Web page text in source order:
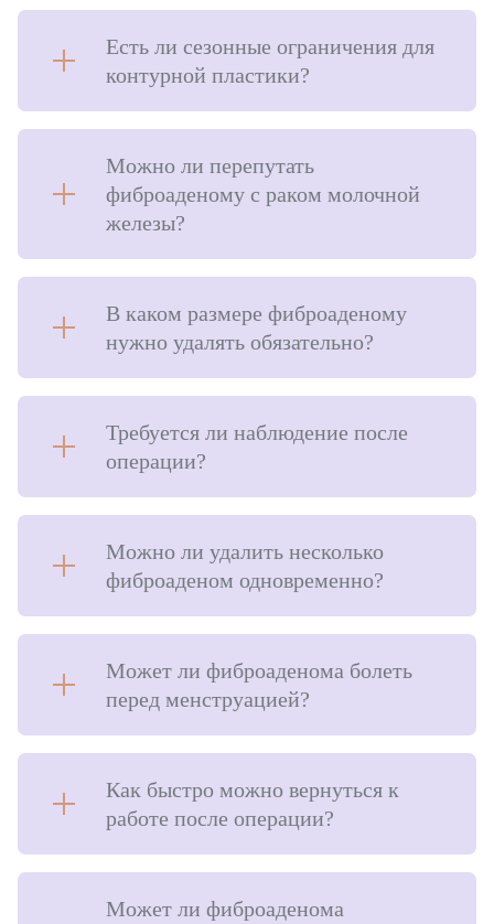
Коррекция ушей
Пластика носа
Пластика живота
Лифтинг лица
Липосакция
Липофилинг
Пластика голеней
Косметология
Лечебная косметология
Лазерная косметология
Инъекционное омоложение
Контурная пластика
Общая хирургия
Удаление фиброаденомы молочных желез
Оперативное лечение грыж
Есть ли сезонные ограничения для
контурной пластики?
Можно ли перепутать
фиброаденому с раком молочной
железы?
В каком размере фиброаденому
нужно удалять обязательно?
Требуется ли наблюдение после
операции?
Можно ли удалить несколько
фиброаденом одновременно?
Может ли фиброаденома болеть
перед менструацией?
Как быстро можно вернуться к
работе после операции?
Может ли фиброаденома